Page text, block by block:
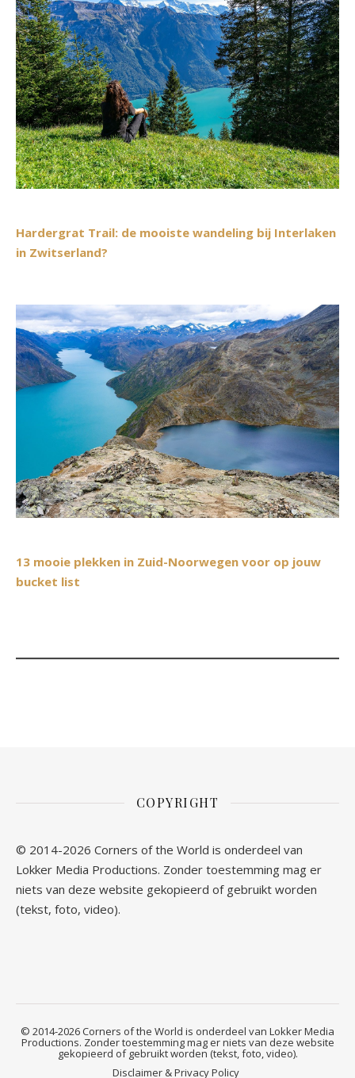
Hardergrat Trail: de mooiste wandeling bij Interlaken
in Zwitserland?
13 mooie plekken in Zuid-Noorwegen voor op jouw
bucket list
COPYRIGHT
© 2014-2026 Corners of the World is onderdeel van
Lokker Media Productions. Zonder toestemming mag er
niets van deze website gekopieerd of gebruikt worden
(tekst, foto, video).
© 2014-2026 Corners of the World is onderdeel van Lokker Media
Productions. Zonder toestemming mag er niets van deze website
gekopieerd of gebruikt worden (tekst, foto, video).
Disclaimer & Privacy Policy